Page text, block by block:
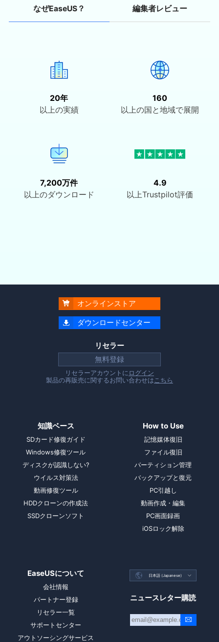
なぜEaseUS？ 編集者レビュー
20年
以上の実績
160
以上の国と地域で展開
7,200万件
以上のダウンロード
4.9
以上Trustpilot評価
 オンラインストア
 ダウンロードセンター
リセラー
無料登録
リセラーアカウントにログイン
製品の再販売に関するお問い合わせはこちら
知識ベース
SDカード修復ガイド
Windows修復ツール
ディスクが認識しない?
ウイルス対策法
動画修復ツール
HDDクローンの作成法
SSDクローンソフト
How to Use
記憶媒体復旧
ファイル復旧
パーティション管理
バックアップと復元
PC引越し
動画作成・編集
PC画面録画
iOSロック解除
EaseUSについて
会社情報
パートナー登録
リセラー一覧
サポートセンター
アウトソーシングサービス
 日本語 (Japanese) 
ニュースレター購読